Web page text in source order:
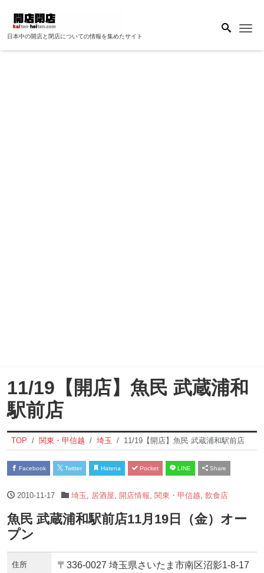
日本中の開店と閉店についての情報を集めたサイト
11/19【開店】魚民 武蔵浦和
駅前店
TOP 関東・甲信越 埼玉 11/19【開店】魚民 武蔵浦和駅前店
Facebook Twitter Hatena Pocket LINE Share
2010-11-17 埼玉 居酒屋 開店情報 関東・甲信越 飲食店
魚民 武蔵浦和駅前店11月19日（金）オー
プン
住所
〒336-0027 埼玉県さいたま市南区沼影1-8-17